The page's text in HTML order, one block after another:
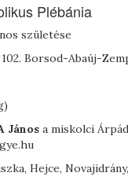
Plébánia
születése
Borsod-Abaúj-
János a miskolci
Hejce,